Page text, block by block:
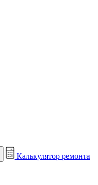
Калькулятор ремонта